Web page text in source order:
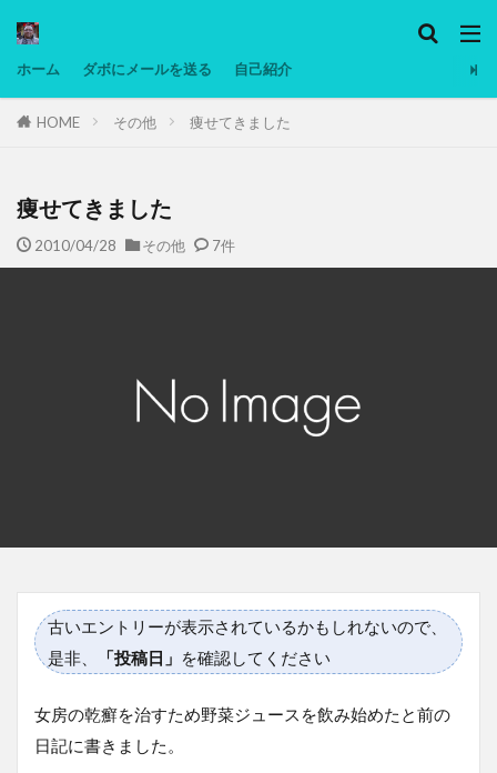
ホーム ダボにメールを送る 自己紹介
HOME その他 痩せてきました
痩せてきました
2010/04/28 その他 7件
古いエントリーが表示されているかもしれないので、
是非、
「投稿日」 を確認してください
女房の乾癬を治すため野菜ジュースを飲み始めたと前の
日記に書きました。
タグ
ヨーグルト
脱水シート